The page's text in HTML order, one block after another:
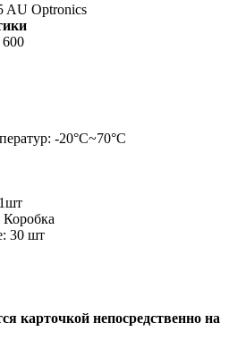
AU Optronics
600
-20°C~70°C
Коробка
30 шт
карточкой непосредственно на